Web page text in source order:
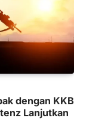
dengan KKB
Lanjutkan